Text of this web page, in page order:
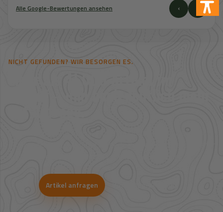
Alle Google-Bewertungen ansehen ‹
NICHT GEFUNDEN? WIR BESORGEN ES.
Artikel anfragen